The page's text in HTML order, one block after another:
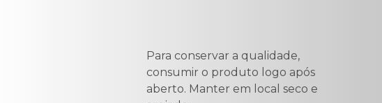
Para conservar a qualidade,
consumir o produto logo após
aberto. Manter em local seco e